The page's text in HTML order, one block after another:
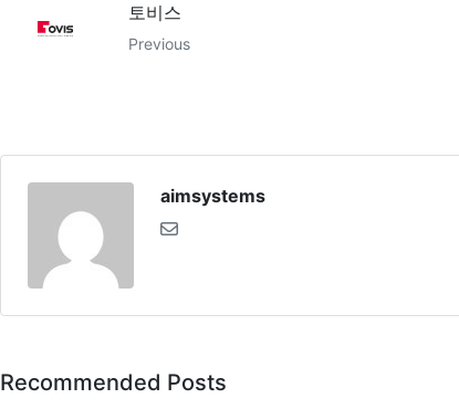
토비스
Previous
aimsystems
Recommended Posts